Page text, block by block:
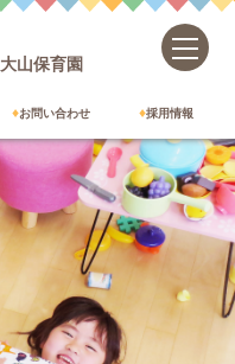
大山保育園
お問い合わせ 採用情報